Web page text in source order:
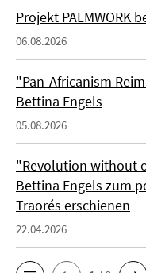
Projekt PALMWORK
06.08.2026
"Pan-Africanism
Bettina Engels
05.08.2026
"Revolution without
Bettina Engels zum
Traorés erschienen
22.04.2026